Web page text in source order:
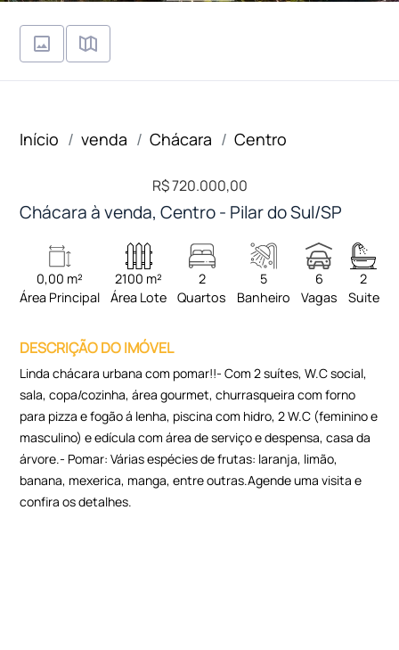
Início venda Chácara Centro
R$ 720.000,00
Chácara à venda, Centro - Pilar do Sul/SP
0,00 m²
Área Principal
2100 m²
Área Lote
2
Quartos
5
Banheiro
6
Vagas
2
Suite
DESCRIÇÃO DO IMÓVEL
Linda chácara urbana com pomar!!- Com 2 suítes, W.C social,
sala, copa/cozinha, área gourmet, churrasqueira com forno
para pizza e fogão á lenha, piscina com hidro, 2 W.C (feminino e
masculino) e edícula com área de serviço e despensa, casa da
árvore.- Pomar: Várias espécies de frutas: laranja, limão,
banana, mexerica, manga, entre outras.Agende uma visita e
confira os detalhes.